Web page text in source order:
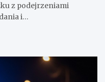
z podejrzeniami
i…